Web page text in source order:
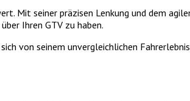
Mit seiner präzisen Lenkung und dem
Ihren GTV zu haben.
von seinem unvergleichlichen